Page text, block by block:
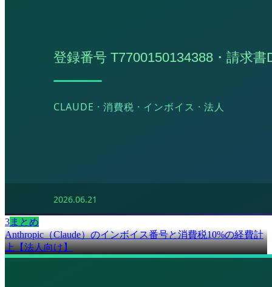
3まとめ
Anthropic（Claude）のインボイス番号と消費税10%の経費計
上【法人向け】